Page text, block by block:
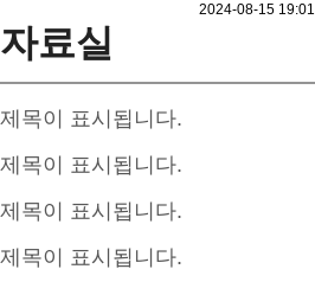
2024-08-15 19:01
자료실
제목이 표시됩니다.
제목이 표시됩니다.
제목이 표시됩니다.
제목이 표시됩니다.